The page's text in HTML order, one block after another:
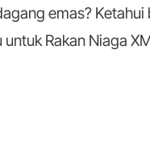
emas?
Rakan Niaga